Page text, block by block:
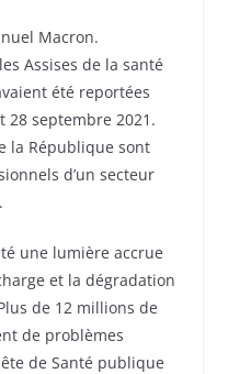
Macron.
Assises de la santé
été reportées
28 septembre 2021.
la République sont
d’un secteur
une lumière accrue
et la dégradation
de 12 millions de
de problèmes
de Santé publique